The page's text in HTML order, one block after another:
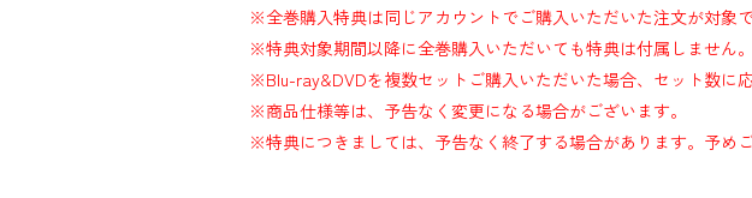
※全巻購入特典は同じアカウントでご購入いただいた注文が対象
※特典対象期間以降に全巻購入いただいても特典は付属しません
※Blu-ray&DVDを複数セットご購入いただいた場合、セット数に
※商品仕様等は、予告なく変更になる場合がございます。
※特典につきましては、予告なく終了する場合があります。予め